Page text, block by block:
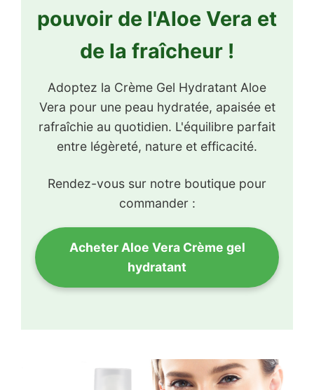
pouvoir de l'Aloe Vera et
de la fraîcheur !
Adoptez la Crème Gel Hydratant Aloe
Vera pour une peau hydratée, apaisée et
rafraîchie au quotidien. L'équilibre parfait
entre légèreté, nature et efficacité.
Rendez-vous sur notre boutique pour
commander :
Acheter Aloe Vera Crème gel
hydratant